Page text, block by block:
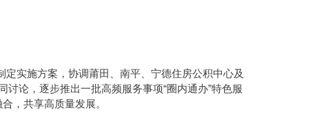
定实施方案，协调莆田、南平、宁德住房公积中心及
论，逐步推出一批高频服务事项“圈内通办”特色服
，共享高质量发展。